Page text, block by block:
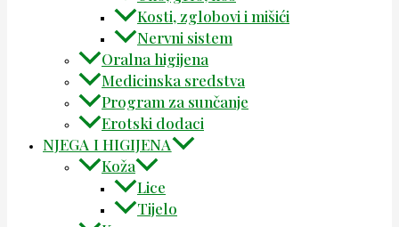
Kosti, zglobovi i mišići
Nervni sistem
Oralna higijena
Medicinska sredstva
Program za sunčanje
Erotski dodaci
NJEGA I HIGIJENA
Koža
Lice
Tijelo